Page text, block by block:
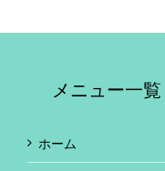
メニュー一覧
ホーム